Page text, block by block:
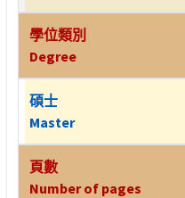
學位類別
Degree
碩士
Master
頁數
Number of pages